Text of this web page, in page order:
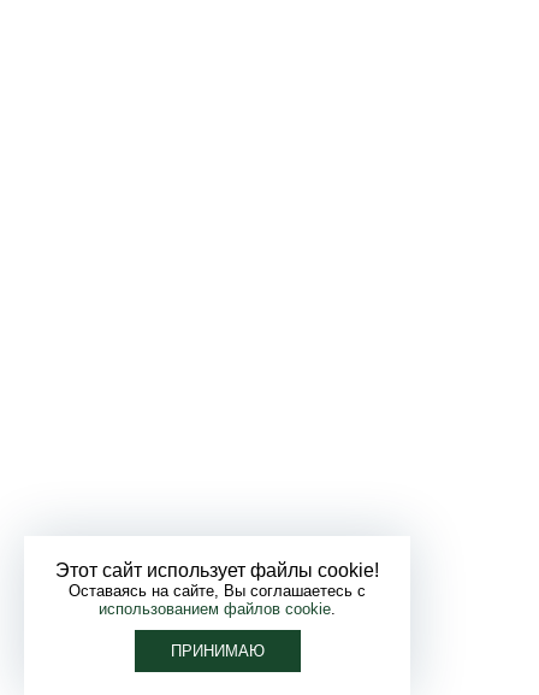
Этот сайт использует файлы cookie!
Оставаясь на сайте, Вы соглашаетесь с
использованием файлов cookie.
ПРИНИМАЮ